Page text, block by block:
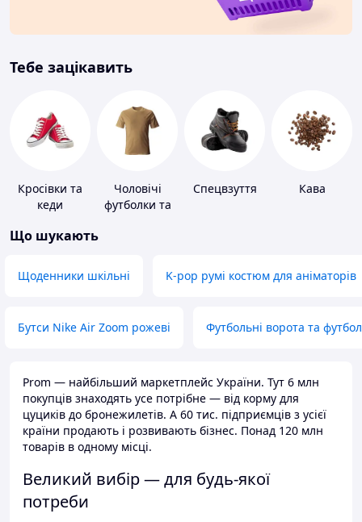
Тебе зацікавить
Кросівки та
кеди
Чоловічі
футболки та
Спецвзуття Кава
Що шукають
Щоденники шкільні K-pop румі костюм для аніматорів
Бутси Nike Air Zoom рожеві Футбольні ворота та
Prom — найбільший маркетплейс України. Тут 6 млн
покупців знаходять усе потрібне — від корму для
цуциків до бронежилетів. А 60 тис. підприємців з усієї
країни продають і розвивають бізнес. Понад 120 млн
товарів в одному місці.
Великий вибір — для будь-якої
потреби